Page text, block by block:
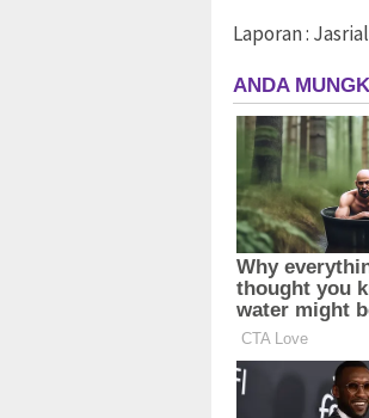
Laporan : Jasrial